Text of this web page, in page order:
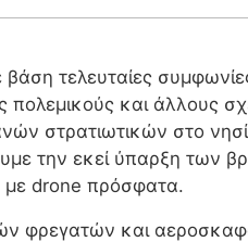
τελευταίες
πολεμικούς και άλλους
στρατιωτικών στο νησί
την εκεί ύπαρξη των
με drone πρόσφατα.
φρεγατών και